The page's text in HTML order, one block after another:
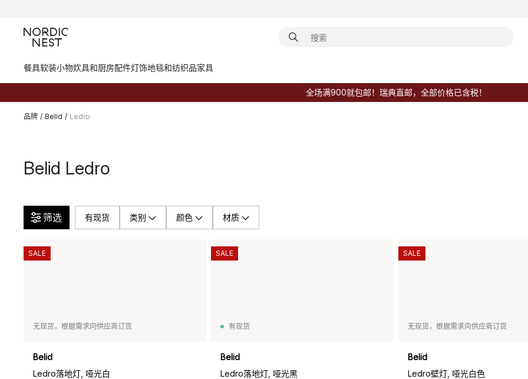
餐具软装小物炊具和厨房配件灯饰地毯和纺织品家具
全场满900就包邮！瑞典直邮，全部价格已含税！
品牌 / Belid / Ledro
Belid Ledro
筛选 有现货 类别 颜色 材质
无现货，根据需求向供应商订货
Belid
Ledro落地灯, 哑光白
SALE
有现货
Belid
Ledro落地灯, 哑光黑
SALE
无现货，根据需求向供应商订货
Belid
Ledro壁灯, 哑光白色
SALE